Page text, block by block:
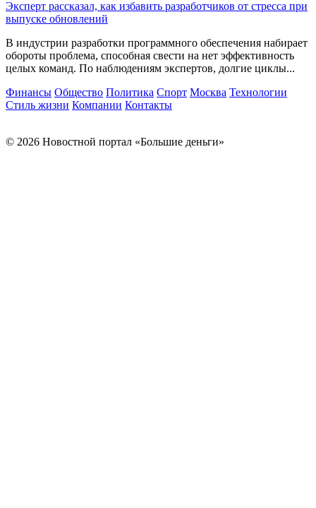
Эксперт рассказал, как избавить разработчиков от стресса при
выпуске обновлений
В индустрии разработки программного обеспечения набирает
обороты проблема, способная свести на нет эффективность
целых команд. По наблюдениям экспертов, долгие циклы...
Финансы Общество Политика Спорт Москва Технологии
Стиль жизни Компании Контакты
© 2026 Новостной портал «Большие деньги»